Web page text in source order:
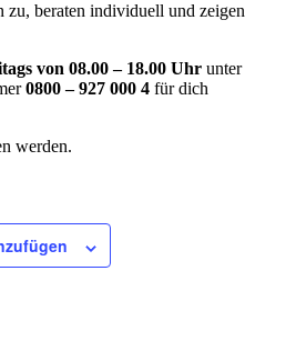
zu, beraten individuell und zeigen
von 08.00 – 18.00 Uhr unter
0800 – 927 000 4 für dich
werden.